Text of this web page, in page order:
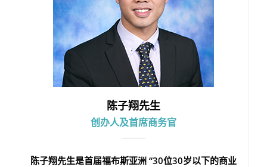
陈子翔先生
创办人及首席商务官
陈子翔先生是首届福布斯亚洲 “30位30岁以下的商业